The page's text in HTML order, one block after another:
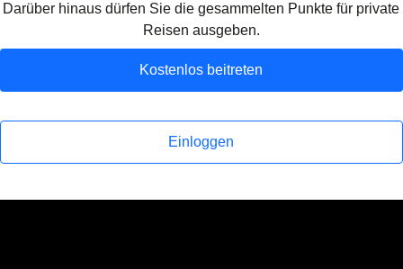
Darüber hinaus dürfen Sie die gesammelten Punkte für private
Reisen ausgeben.
Kostenlos beitreten
Einloggen